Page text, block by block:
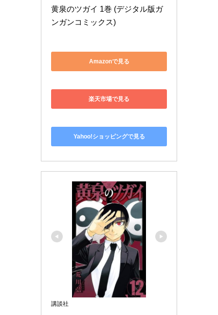
黄泉のツガイ 1巻 (デジタル版ガ
ンガンコミックス)
楽天市場で見る
Yahoo!ショッピングで見る
黄泉のツガイ　コミック　新
品　1-12巻セット (スクウェア・
エニックス)